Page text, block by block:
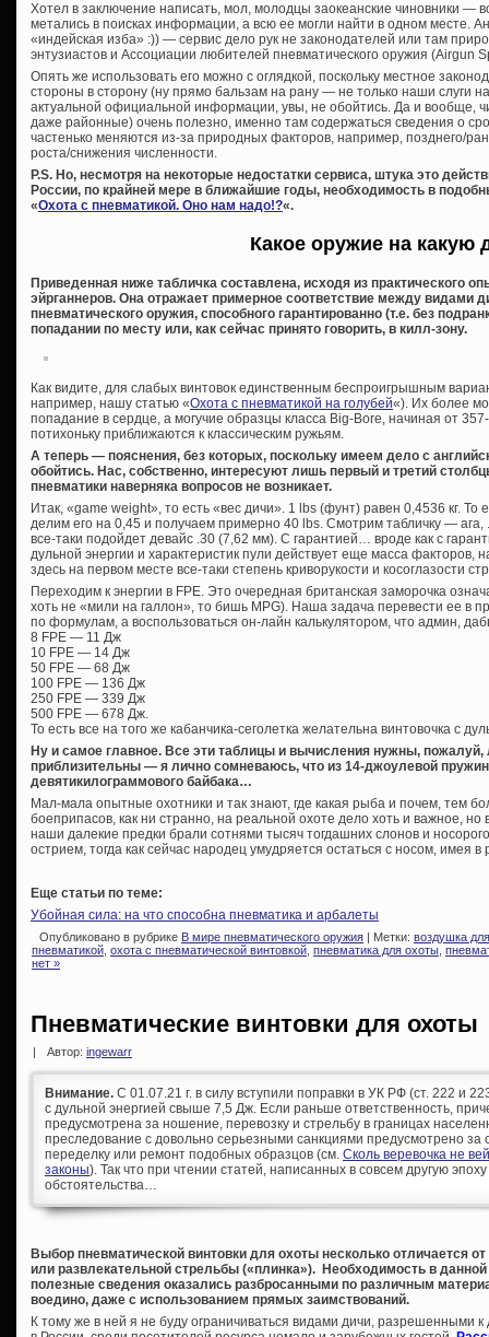
Хотел в заключение написать, мол, молодцы заокеанские чиновники —
метались в поисках информации, а всю ее могли найти в одном месте.
«индейская изба» :)) — сервис дело рук не законодателей или там
энтузиастов и Ассоциации любителей пневматического оружия (Airgun
Опять же использовать его можно с оглядкой, поскольку местное
стороны в сторону (ну прямо бальзам на рану — не только наши слуги
актуальной официальной информации, увы, не обойтись. Да и вообще,
даже районные) очень полезно, именно там содержаться сведения о
частенько меняются из-за природных факторов, например, позднего/
роста/снижения численности.
P.S. Но, несмотря на некоторые недостатки сервиса, штука это
России, по крайней мере в ближайшие годы, необходимость в
«Охота с пневматикой. Оно нам надо!?«.
Какое оружие на какую
Приведенная ниже табличка составлена, исходя из практического
эйрганнеров. Она отражает примерное соответствие между видами
пневматического оружия, способного гарантированно (т.е. без
попадании по месту или, как сейчас принято говорить, в килл-зону.
Как видите, для слабых винтовок единственным беспроигрышным
например, нашу статью «Охота с пневматикой на голубей«). Их более
попадание в сердце, а могучие образцы класса Big-Bore, начиная от
потихоньку приближаются к классическим ружьям.
А теперь — пояснения, без которых, поскольку имеем дело с
обойтись. Нас, собственно, интересуют лишь первый и третий
пневматики наверняка вопросов не возникает.
Итак, «game weight», то есть «вес дичи». 1 lbs (фунт) равен 0,4536 кг. То
делим его на 0,45 и получаем примерно 40 lbs. Смотрим табличку — ага,
все-таки подойдет девайс .30 (7,62 мм). С гарантией… вроде как с
дульной энергии и характеристик пули действует еще масса факторов,
здесь на первом месте все-таки степень криворукости и косоглазости
Переходим к энергии в FPE. Это очередная британская заморочка
хоть не «мили на галлон», то бишь MPG). Наша задача перевести ее в
по формулам, а воспользоваться он-лайн калькулятором, что админ,
8 FPE — 11 Дж
10 FPE — 14 Дж
50 FPE — 68 Дж
100 FPE — 136 Дж
250 FPE — 339 Дж
500 FPE — 678 Дж.
То есть все на того же кабанчика-сеголетка желательна винтовочка с
Ну и самое главное. Все эти таблицы и вычисления нужны,
приблизительны — я лично сомневаюсь, что из 14-джоулевой
девятикилограммового байбака…
Мал-мала опытные охотники и так знают, где какая рыба и почем, тем
боеприпасов, как ни странно, на реальной охоте дело хоть и важное,
наши далекие предки брали сотнями тысяч тогдашних слонов и
острием, тогда как сейчас народец умудряется остаться с носом, имея
Еще статьи по теме:
Убойная сила: на что способна пневматика и арбалеты
Опубликовано в рубрике В мире пневматического оружия | Метки: воздушка
пневматикой охота с пневматической винтовкой пневматика для охоты
нет »
Пневматические винтовки для охоты
| Автор: ingewarr
Внимание. С 01.07.21 г. в силу вступили поправки в УК РФ (ст. 222 и
с дульной энергией свыше 7,5 Дж. Если раньше ответственность,
предусмотрена за ношение, перевозку и стрельбу в границах
преследование с довольно серьезными санкциями предусмотрено за
переделку или ремонт подобных образцов (см. Сколь веревочка не
законы). Так что при чтении статей, написанных в совсем другую
обстоятельства…
Выбор пневматической винтовки для охоты несколько отличается
или развлекательной стрельбы («плинка»). Необходимость в данной
полезные сведения оказались разбросанными по различным
воедино, даже с использованием прямых заимствований.
К тому же в ней я не буду ограничиваться видами дичи, разрешенными